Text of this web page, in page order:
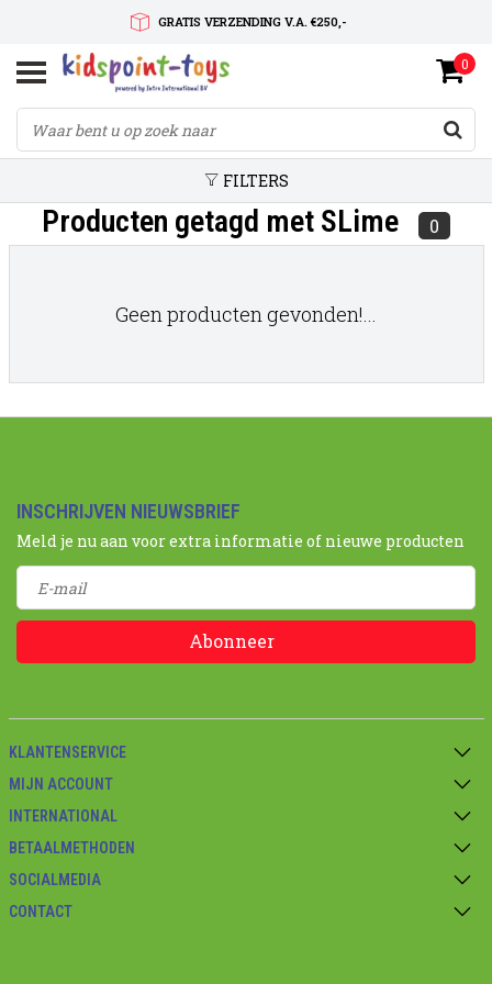
GRATIS VERZENDING V.A. €250,-
SNELLE LEVERTIJD
SERVICE OP MAAT
0
FILTERS
Producten getagd met SLime 0
Geen producten gevonden!...
INSCHRIJVEN NIEUWSBRIEF
Meld je nu aan voor extra informatie of nieuwe producten
Abonneer
KLANTENSERVICE
MIJN ACCOUNT
INTERNATIONAL
BETAALMETHODEN
SOCIALMEDIA
CONTACT